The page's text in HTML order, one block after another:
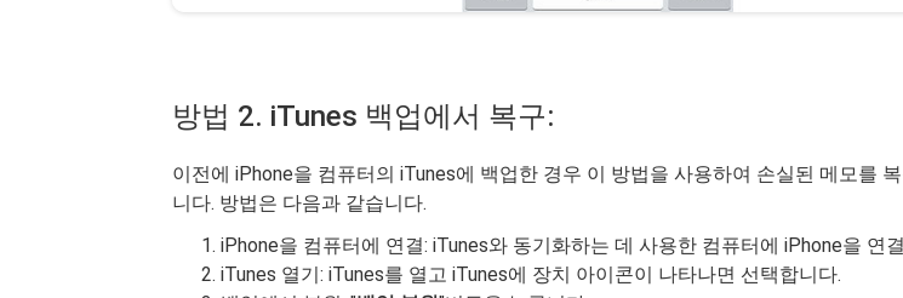
방법 2. iTunes 백업에서 복구:
이전에 iPhone을 컴퓨터의 iTunes에 백업한 경우 이 방법을 사용하여 손실된 메모를
니다. 방법은 다음과 같습니다.
iPhone을 컴퓨터에 연결: iTunes와 동기화하는 데 사용한 컴퓨터에 iPhone을 연
iTunes 열기: iTunes를 열고 iTunes에 장치 아이콘이 나타나면 선택합니다.